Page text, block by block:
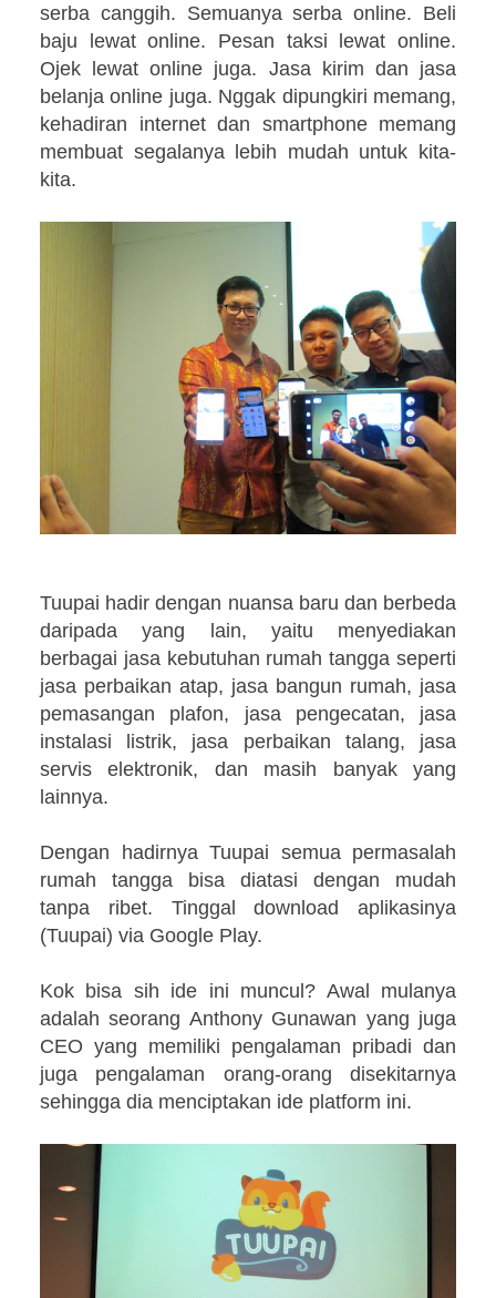
serba canggih. Semuanya serba online. Beli
baju lewat online. Pesan taksi lewat online.
Ojek lewat online juga. Jasa kirim dan jasa
belanja online juga. Nggak dipungkiri memang,
kehadiran internet dan smartphone memang
membuat segalanya lebih mudah untuk kita-
kita.
Tuupai hadir dengan nuansa baru dan berbeda
daripada yang lain, yaitu menyediakan
berbagai jasa kebutuhan rumah tangga seperti
jasa perbaikan atap, jasa bangun rumah, jasa
pemasangan plafon, jasa pengecatan, jasa
instalasi listrik, jasa perbaikan talang, jasa
servis elektronik, dan masih banyak yang
lainnya.
Dengan hadirnya Tuupai semua permasalah
rumah tangga bisa diatasi dengan mudah
tanpa ribet. Tinggal download aplikasinya
(Tuupai) via Google Play.
Kok bisa sih ide ini muncul? Awal mulanya
adalah seorang Anthony Gunawan yang juga
CEO yang memiliki pengalaman pribadi dan
juga pengalaman orang-orang disekitarnya
sehingga dia menciptakan ide platform ini.